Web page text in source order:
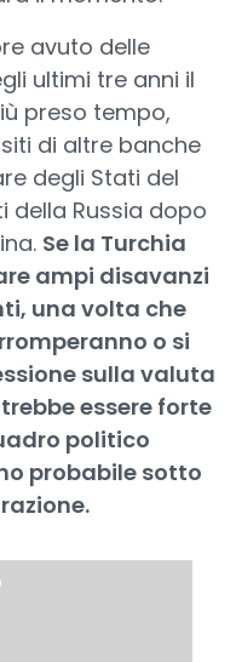
avuto delle
ultimi tre anni il
preso tempo,
di altre banche
degli Stati del
della Russia dopo
Se la Turchia
ampi disavanzi
una volta che
o si
sulla valuta
essere forte
politico
probabile sotto